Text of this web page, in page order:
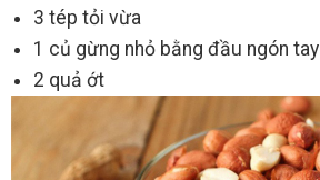
3 tép tỏi vừa
1 củ gừng nhỏ bằng đầu ngón tay
2 quả ớt